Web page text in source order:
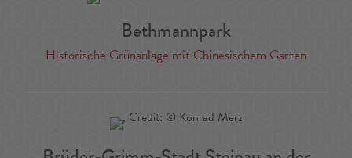
Bethmannpark
Historische Grünanlage mit Chinesischem Garten